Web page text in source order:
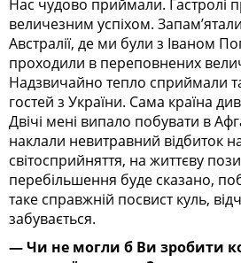
Нас чудово приймали. Гастролі
величезним успіхом.
Австралії, де ми були з Іваном
проходили в переповнених
Надзвичайно тепло сприймали
гостей з України. Сама країна
Двічі мені випало побувати в
наклали невитравний відбиток
світосприйняття, на життєву
перебільшення буде сказано,
таке справжній посвист куль,
забувається.
— Чи не могли б Ви зробити